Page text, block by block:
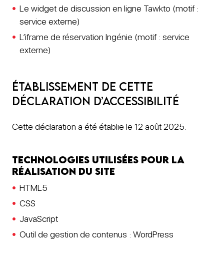
Le widget de discussion en ligne Tawkto (motif :
service externe)
L’iframe de réservation Ingénie (motif : service
externe)
Établissement de cette
déclaration d’accessibilité
Cette déclaration a été établie le 12 août 2025.
Technologies utilisées pour la
réalisation du site
HTML5
CSS
JavaScript
Outil de gestion de contenus : WordPress